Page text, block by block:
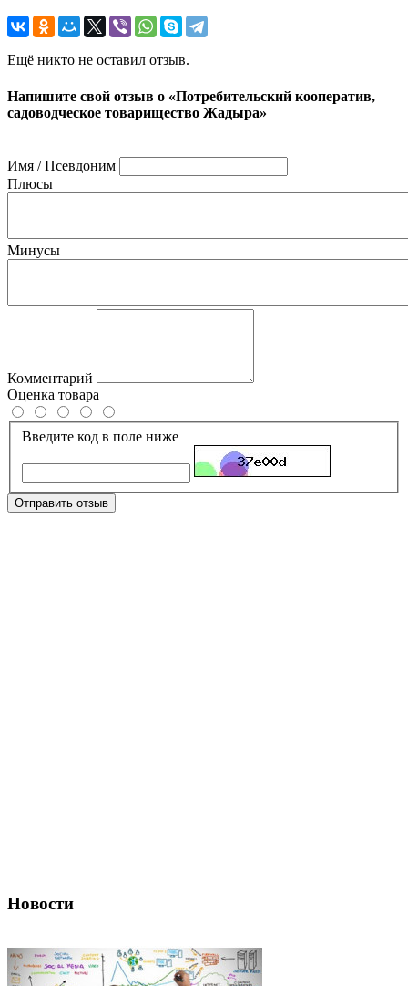
Ещё никто не оставил отзыв.
Напишите свой отзыв о «Потребительский кооператив,
садоводческое товарищество Жадыра»
Имя / Псевдоним
Плюсы
Минусы
Комментарий
Оценка товара
Введите код в поле ниже
Отправить отзыв
Новости